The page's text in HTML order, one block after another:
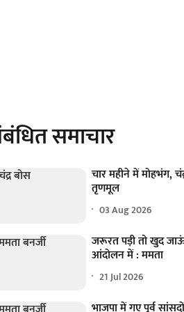
समाचार
चार महीने में मोहभंग,
तृणमूल
03 Aug 2026
जरूरत पड़ी तो खुद
आंदोलन में : ममता
21 Jul 2026